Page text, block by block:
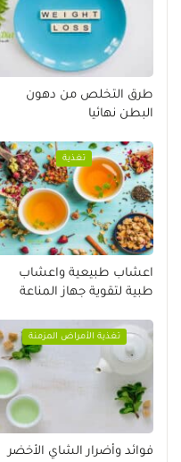
طرق التخلص من دهون
البطن نهائيا
تغذية
اعشاب طبيعية واعشاب
طبية لتقوية جهاز المناعة
تغذية الأمراض المزمنة
فوائد وأضرار الشاي الأخضر